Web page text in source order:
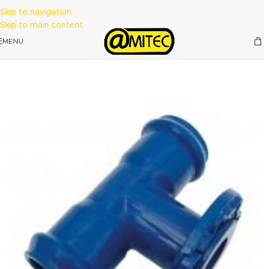
Skip to navigation
Skip to main content
MENU